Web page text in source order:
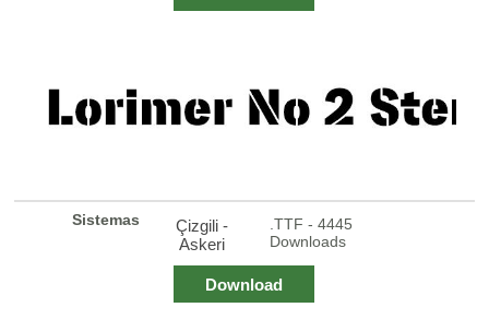
Sistemas
Çizgili -
Askeri
.TTF - 4445
Downloads
Download